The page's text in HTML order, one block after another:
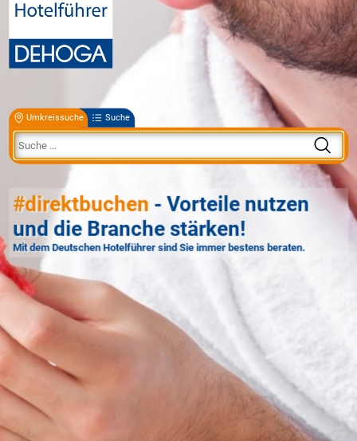
Umkreissuche Suche
#direktbuchen - Vorteile nutzen
und die Branche stärken!
Mit dem Deutschen Hotelführer sind Sie immer bestens beraten.